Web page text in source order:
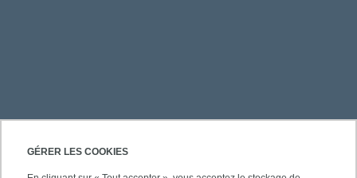
GÉRER LES COOKIES
PRATIQUE